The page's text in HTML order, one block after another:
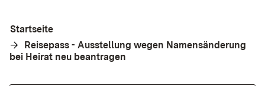
Startseite
Reisepass - Ausstellung wegen Namensänderung
bei Heirat neu beantragen